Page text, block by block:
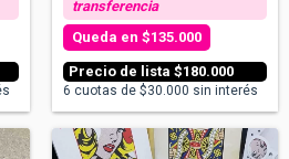
$180.000
$135.000
6 cuotas de $30.000 sin interés